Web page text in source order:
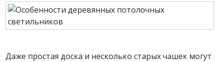
Даже простая доска и несколько старых чашек могут